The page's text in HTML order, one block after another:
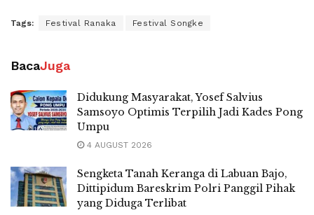
Tags: Festival Ranaka Festival Songke
BacaJuga
Didukung Masyarakat, Yosef Salvius
Samsoyo Optimis Terpilih Jadi Kades Pong
Umpu
4 AUGUST 2026
Sengketa Tanah Keranga di Labuan Bajo,
Dittipidum Bareskrim Polri Panggil Pihak
yang Diduga Terlibat